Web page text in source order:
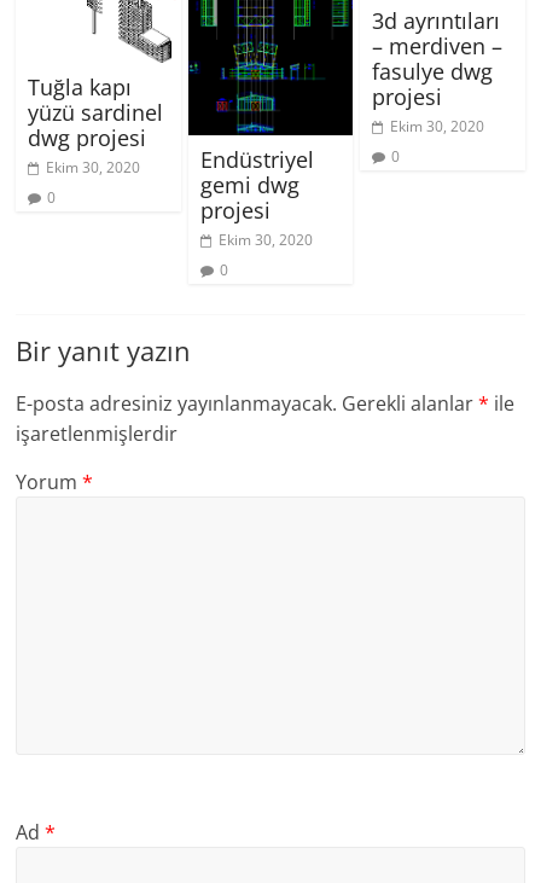
Tuğla kapı
yüzü sardinel
dwg projesi
Ekim 30, 2020
0
Endüstriyel
gemi dwg
projesi
Ekim 30, 2020
0
3d ayrıntıları
– merdiven –
fasulye dwg
projesi
Ekim 30, 2020
0
Bir yanıt yazın
E-posta adresiniz yayınlanmayacak. Gerekli alanlar* ile
işaretlenmişlerdir
Yorum*
Ad*